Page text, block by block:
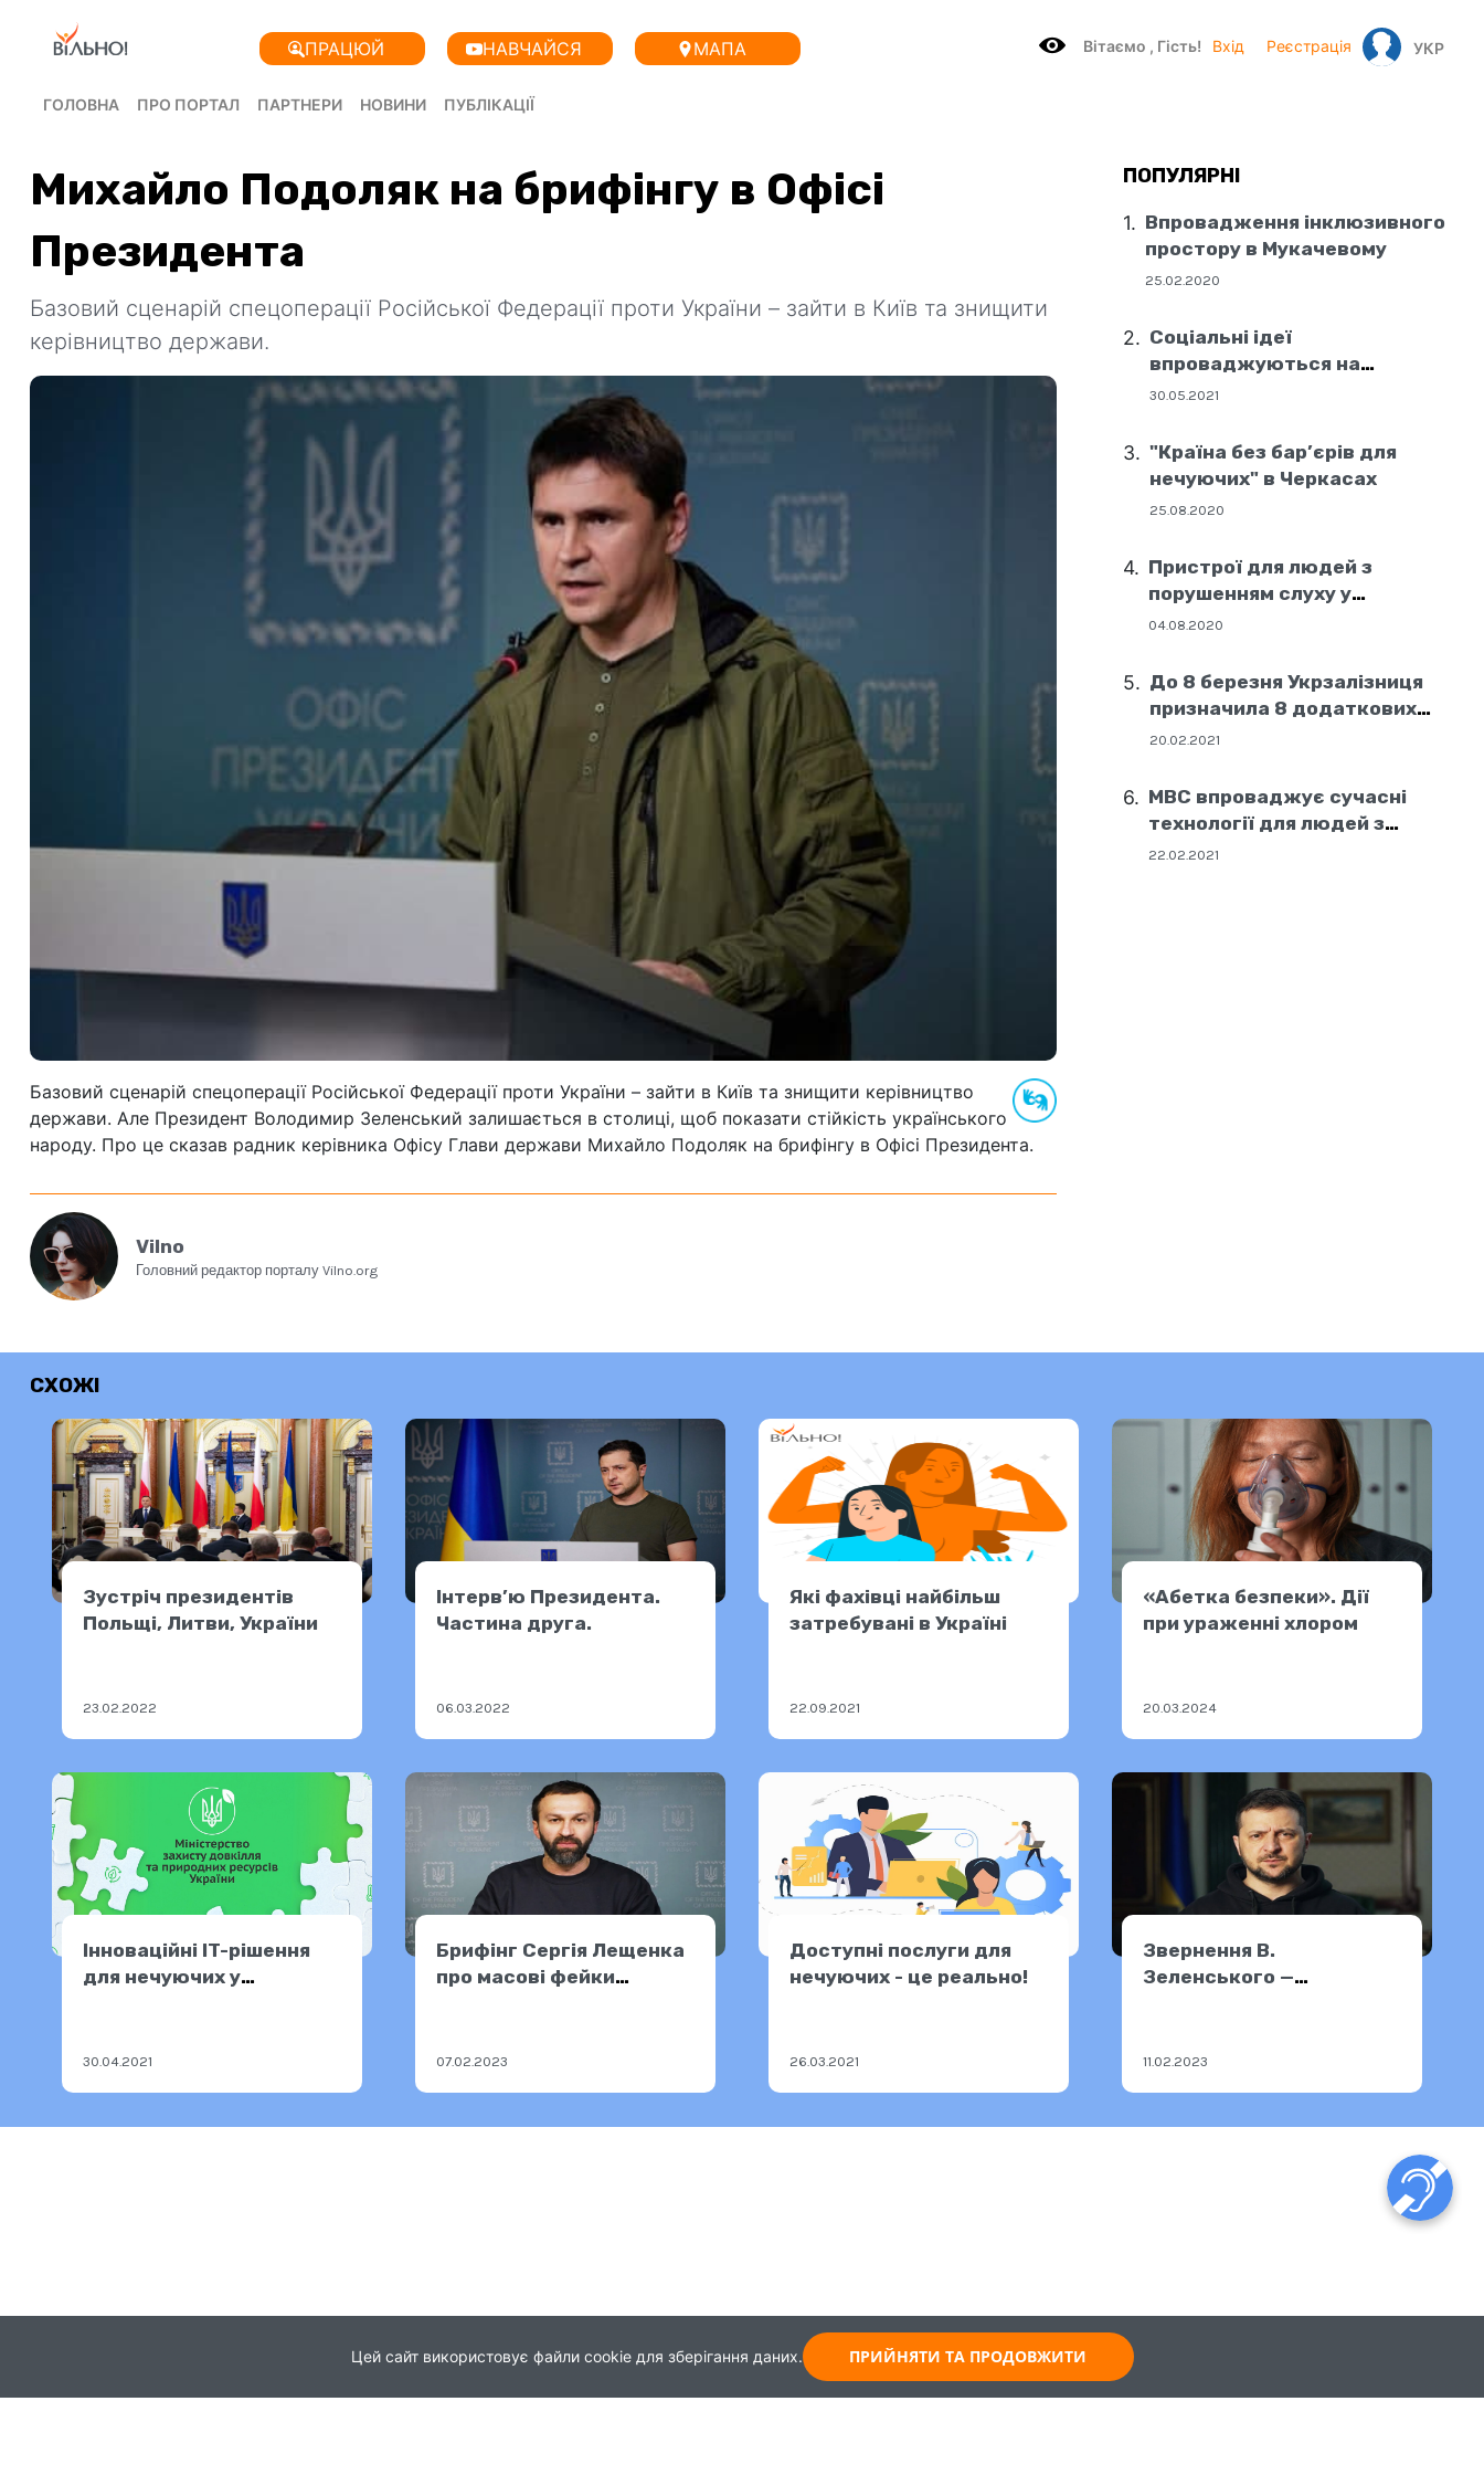
ПРАЦЮЙ НАВЧАЙСЯ МАПА Вітаємo , Гість! Вхід Реєстрація УКР
ГОЛОВНА ПРО ПОРТАЛ ПАРТНЕРИ НОВИНИ ПУБЛІКАЦІЇ
Михайло Подоляк на брифінгу в Офісі
Президента
Базовий сценарій спецоперації Російської Федерації проти України – зайти в Київ та знищити
керівництво держави.
Базовий сценарій спецоперації Російської Федерації проти України – зайти в Київ та знищити керівництво
держави. Але Президент Володимир Зеленський залишається в столиці, щоб показати стійкість українського
народу. Про це сказав радник керівника Офісу Глави держави Михайло Подоляк на брифінгу в Офісі Президента.
Vilno
Головний редактор порталу Vilno.org
ПОПУЛЯРНІ
Впровадження інклюзивного
простору в Мукачевому
25.02.2020
Соціальні ідеї
впроваджуються на
державному рівні
30.05.2021
"Країна без бар’єрів для
нечуючих" в Черкасах
25.08.2020
Пристрої для людей з
порушенням слуху у
соціальних центрах Дніпра
04.08.2020
До 8 березня Укрзалізниця
призначила 8 додаткових
поїздів
20.02.2021
МВС впроваджує сучасні
технології для людей з
порушенням слуху
22.02.2021
СХОЖІ
Зустріч президентів
Польщі, Литви, України
23.02.2022
Інтерв’ю Президента.
Частина друга.
06.03.2022
Які фахівці найбільш
затребувані в Україні
22.09.2021
«Абетка безпеки». Дії
при ураженні хлором
20.03.2024
Інноваційні IT-рішення
для нечуючих у
30.04.2021
Брифінг Сергія Лещенка
про масові фейки
07.02.2023
Доступні послуги для
нечуючих - це реально!
26.03.2021
Звернення В.
Зеленського —
11.02.2023
Цей сайт використовує файли cookie для зберігання даних. ПРИЙНЯТИ ТА ПРОДОВЖИТИ